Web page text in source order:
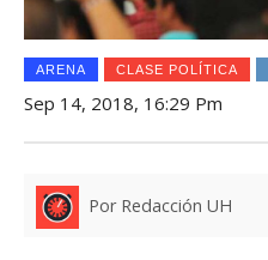
ARENA CLASE POLÍTICA
Sep 14, 2018, 16:29 Pm
Por Redacción UH